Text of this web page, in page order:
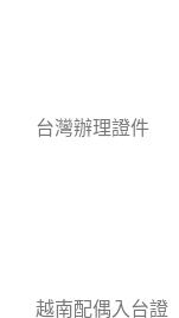
台灣辦理證件
越南配偶入台證